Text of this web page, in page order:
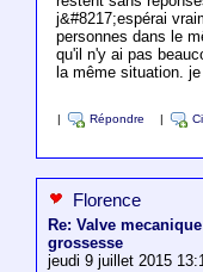
j&#8217;espérai
personnes dans le
qu'il n'y ai pas
la même situation.
Répondre
Florence
Re: Valve
grossesse
jeudi 9 juillet 2015